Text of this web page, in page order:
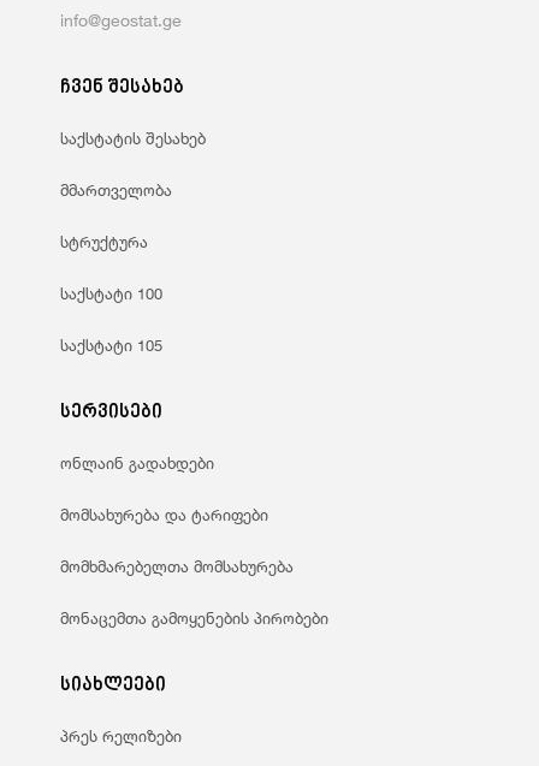
info@geostat.ge
ჩვენ შესახებ
საქსტატის შესახებ
მმართველობა
სტრუქტურა
საქსტატი 100
საქსტატი 105
სერვისები
ონლაინ გადახდები
მომსახურება და ტარიფები
მომხმარებელთა მომსახურება
მონაცემთა გამოყენების პირობები
სიახლეები
პრეს რელიზები